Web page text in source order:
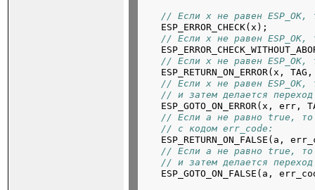
// Если x не равен ESP_OK,
   ESP_ERROR_CHECK(x);
// Если x не равен ESP_OK,
// Если x не равен ESP_OK,
ESP_RETURN_ON_ERROR(x,
// Если x не равен ESP_OK,
// и затем делается
ESP_GOTO_ON_ERROR(x, err,
// Если a не равно true, то
// с кодом err_code:
ESP_RETURN_ON_FALSE(a,
// Если a не равно true, то
// и затем делается
ESP_GOTO_ON_FALSE(a,